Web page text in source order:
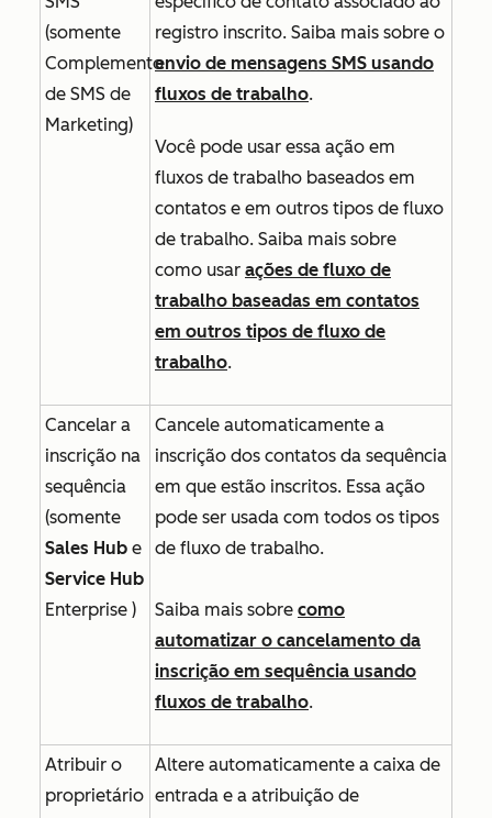
(somente
Complemento
de SMS de
Marketing)
registro inscrito. Saiba mais sobre o
envio de mensagens SMS usando
fluxos de trabalho.
Você pode usar essa ação em
fluxos de trabalho baseados em
contatos e em outros tipos de fluxo
de trabalho. Saiba mais sobre
como usar ações de fluxo de
trabalho baseadas em contatos
em outros tipos de fluxo de
trabalho.
Cancelar a
inscrição na
sequência
(somente
Sales Hub e
Service Hub
Enterprise )
Cancele automaticamente a
inscrição dos contatos da sequência
em que estão inscritos. Essa ação
pode ser usada com todos os tipos
de fluxo de trabalho.
Saiba mais sobre como
automatizar o cancelamento da
inscrição em sequência usando
fluxos de trabalho.
Atribuir o
proprietário
Altere automaticamente a caixa de
entrada e a atribuição de